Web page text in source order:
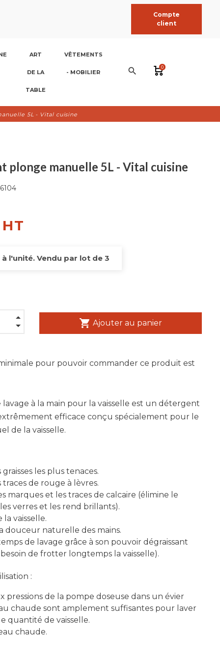
Compte
client
ART
DE LA
TABLE
VÊTEMENTS
- MOBILIER search 0
5L - Vital cuisine
plonge manuelle 5L - Vital cuisine
l'unité. Vendu par lot de 3
shopping_cart Ajouter au panier
pour pouvoir commander ce produit est
lavage à la main pour la vaisselle est un détergent
efficace conçu spécialement pour le
de la vaisselle.
les plus tenaces.
traces de rouge à lèvres.
marques et les traces de calcaire (élimine le
verres et les rend brillants).
la vaisselle.
douceur naturelle des mains.
de lavage grâce à son pouvoir dégraissant
de frotter longtemps la vaisselle).
:
pressions de la pompe doseuse dans un évier
chaude sont amplement suffisantes pour laver
quantité de vaisselle.
chaude.